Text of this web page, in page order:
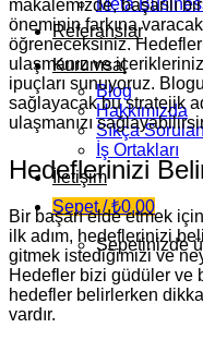
Meta
Referanslar
Kurumsal
Blog
Hakkımızda
Sıkça
İş Ortakları
İletişim
Sepet /₺0,00
Sepetinizde
makalemizde, başarılı
öneminin farkına
öğreneceksiniz.
ulaşmanız ve
ipuçları sunuyoruz.
sağlayacak bu stratejik
ulaşmanızı
Hedeflerinizi
Bir başarı elde etmek
ilk adım, hedeflerinizi
gitmek istediğimizi ve
Hedefler bizi güdüler ve
hedefler belirlerken
vardır.